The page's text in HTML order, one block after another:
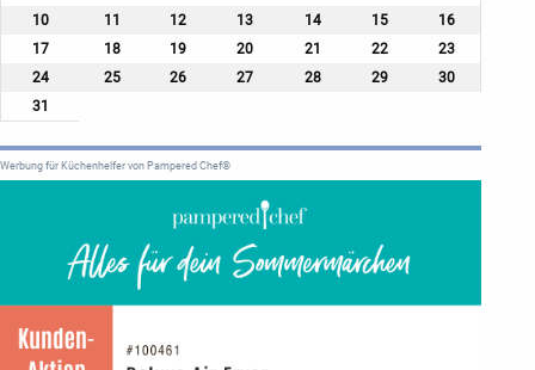
10
11 12 13 14 15
16
17
18 19 20 21 22
23
24
25 26 27 28 29
30
31
Werbung für Küchenhelfer von Pampered Chef®